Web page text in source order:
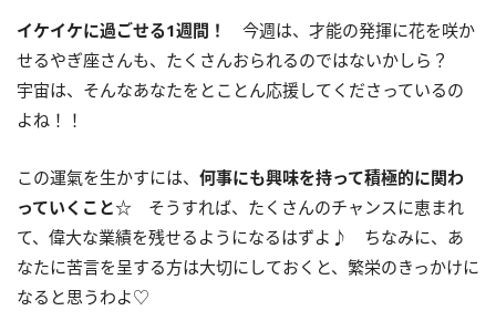
イケイケに過ごせる1週間！
今週は、才能の発揮に花を咲か
せるやぎ座さんも、たくさんおられるのではないかしら？
宇宙は、そんなあなたをとことん応援してくださっているの
よね！！
この運氣を生かすには、 何事にも興味を持って積極的に関わ
っていくこと☆ そうすれば、たくさんのチャンスに恵まれ
て、偉大な業績を残せるようになるはずよ♪ ちなみに、あ
なたに苦言を呈する方は大切にしておくと、繁栄のきっかけに
なると思うわよ♡